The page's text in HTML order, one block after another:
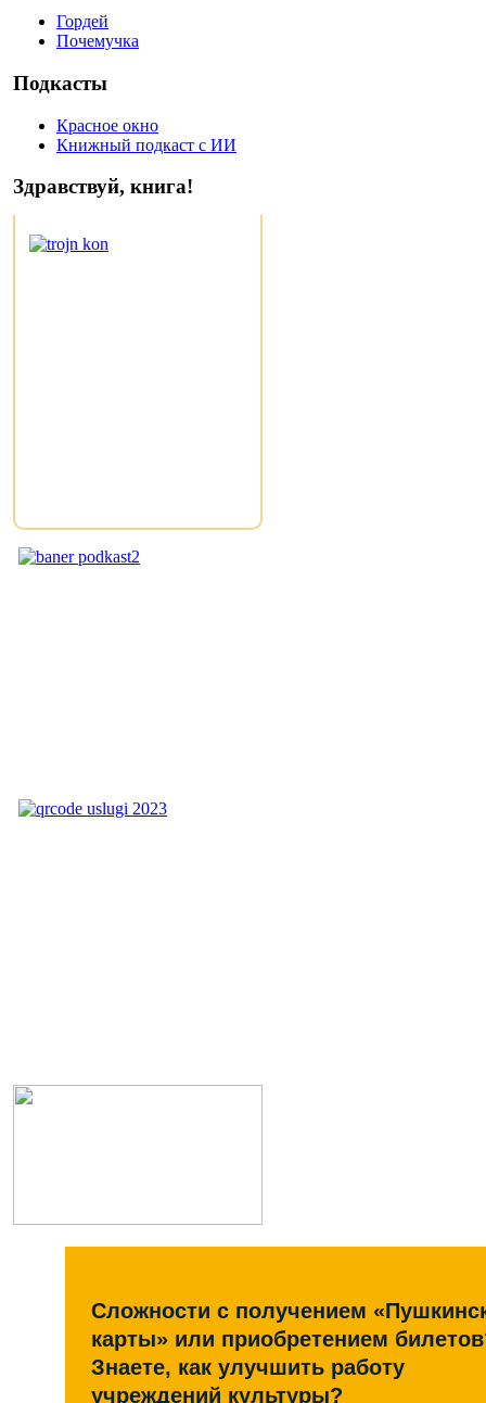
Гордей
Почемучка
Подкасты
Красное окно
Книжный подкаст с ИИ
Здравствуй, книга!
Сложности с получением
карты» или приобретением
Знаете, как улучшить работу
учреждений культуры?